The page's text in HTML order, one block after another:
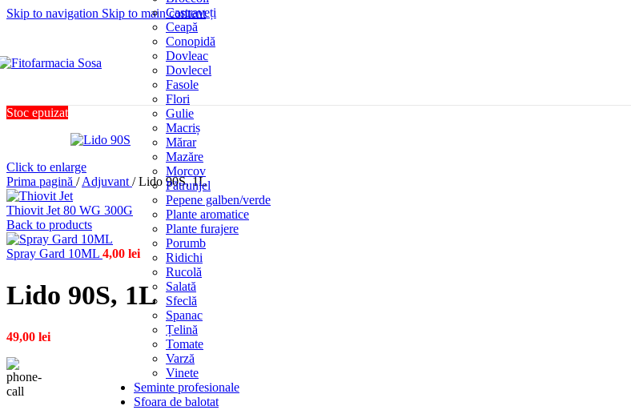
Skip to navigation Skip to main content
Castraveți
Ceapă
Conopidă
Dovleac
Dovlecel
Fasole
Flori
Gulie
Macriș
Mărar
Mazăre
Morcov
Pătrunjel
Pepene galben/verde
Plante aromatice
Plante furajere
Porumb
Ridichi
Rucolă
Salată
Sfeclă
Spanac
Țelină
Tomate
Varză
Vinete
Seminte profesionale
Sfoara de balotat
Stoc epuizat
Click to enlarge
Prima pagină / Adjuvant / Lido 90S, 1L
Thiovit Jet 80 WG 300G
Back to products
Spray Gard 10ML 4,00 lei
Lido 90S, 1L
49,00 lei